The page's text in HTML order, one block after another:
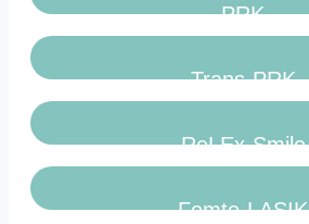
PRK
Trans-PRK
ReLEx-Smile
Femto-LASIK